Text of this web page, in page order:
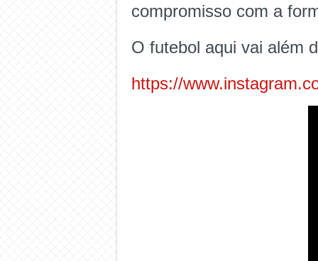
compromisso com a
O futebol aqui vai além
https://